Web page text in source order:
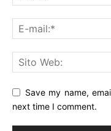
Save my name,
next time I comment.